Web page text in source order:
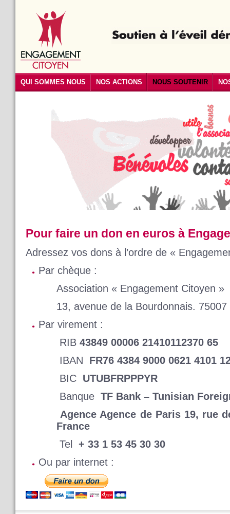
QUI SOMMES NOUS NOS ACTIONS NOUS SOUTENIR
Pour faire un don en euros à
Adressez vos dons à l’ordre de «
Par chèque :
Association « Engagement Citoyen »
13, avenue de la Bourdonnais.
Par virement :
RIB 43849 00006 21410112370 65
IBAN
FR76 4384 9000 0621 4101
BIC UTUBFRPPPYR
Banque TF Bank – Tunisian
Agence Agence de Paris 19, rue
France
Tel + 33 1 53 45 30 30
Ou par internet :